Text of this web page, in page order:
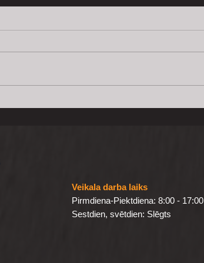
Veikala darba laiks
Pirmdiena-Piektdiena: 8:00 - 17:00
Sestdien, svētdien: Slēgts